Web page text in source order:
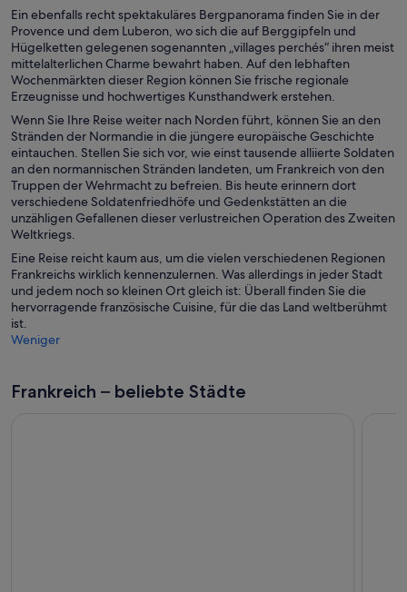
Ein ebenfalls recht spektakuläres Bergpanorama finden Sie in der
Provence und dem Luberon, wo sich die auf Berggipfeln und
Hügelketten gelegenen sogenannten „villages perchés“ ihren meist
mittelalterlichen Charme bewahrt haben. Auf den lebhaften
Wochenmärkten dieser Region können Sie frische regionale
Erzeugnisse und hochwertiges Kunsthandwerk erstehen.
Wenn Sie Ihre Reise weiter nach Norden führt, können Sie an den
Stränden der Normandie in die jüngere europäische Geschichte
eintauchen. Stellen Sie sich vor, wie einst tausende alliierte Soldaten
an den normannischen Stränden landeten, um Frankreich von den
Truppen der Wehrmacht zu befreien. Bis heute erinnern dort
verschiedene Soldatenfriedhöfe und Gedenkstätten an die
unzähligen Gefallenen dieser verlustreichen Operation des Zweiten
Weltkriegs.
Eine Reise reicht kaum aus, um die vielen verschiedenen Regionen
Frankreichs wirklich kennenzulernen. Was allerdings in jeder Stadt
und jedem noch so kleinen Ort gleich ist: Überall finden Sie die
hervorragende französische Cuisine, für die das Land weltberühmt
ist.
Weniger
Frankreich – beliebte Städte